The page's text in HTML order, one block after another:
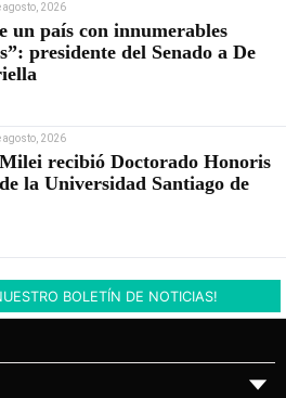
agosto, 2026
un país con innumerables
presidente del Senado a De
agosto, 2026
recibió Doctorado Honoris
la Universidad Santiago de
BOLETÍN DE NOTICIAS!
▼